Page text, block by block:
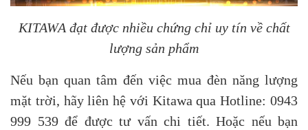
KITAWA đạt được nhiều chứng chỉ uy tín về chất
lượng sản phẩm
Nếu bạn quan tâm đến việc mua đèn năng lượng
mặt trời, hãy liên hệ với Kitawa qua Hotline: 0943
999 539 để được tư vấn chi tiết. Hoặc nếu bạn